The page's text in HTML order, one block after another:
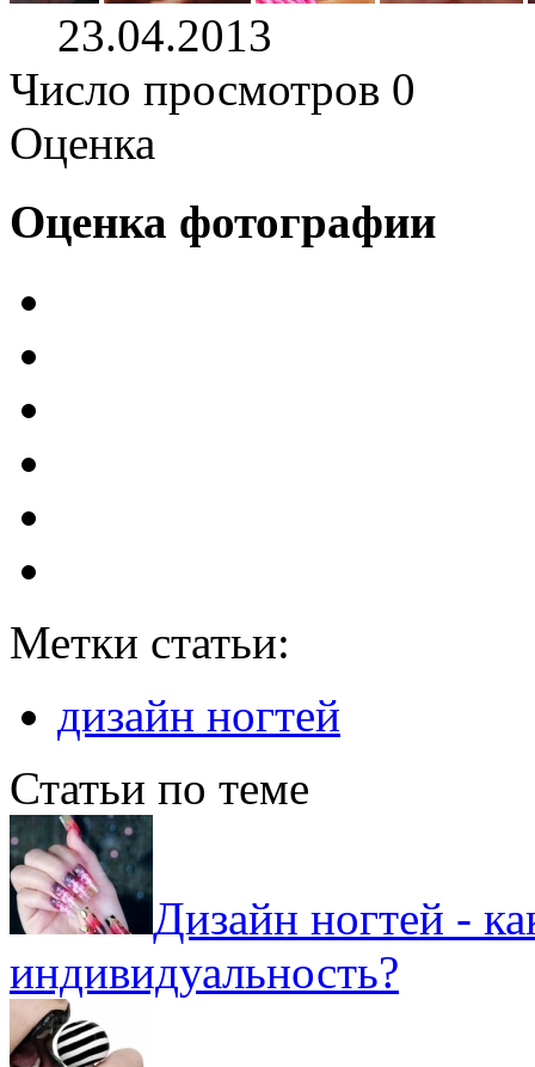
23.04.2013
Число просмотров 0
Оценка
Оценка фотографии
Метки статьи:
дизайн ногтей
Статьи по теме
Дизайн ногтей -
индивидуальность?